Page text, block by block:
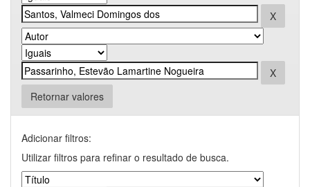
Retornar valores
Adicionar filtros:
Utilizar filtros para refinar o resultado de busca.